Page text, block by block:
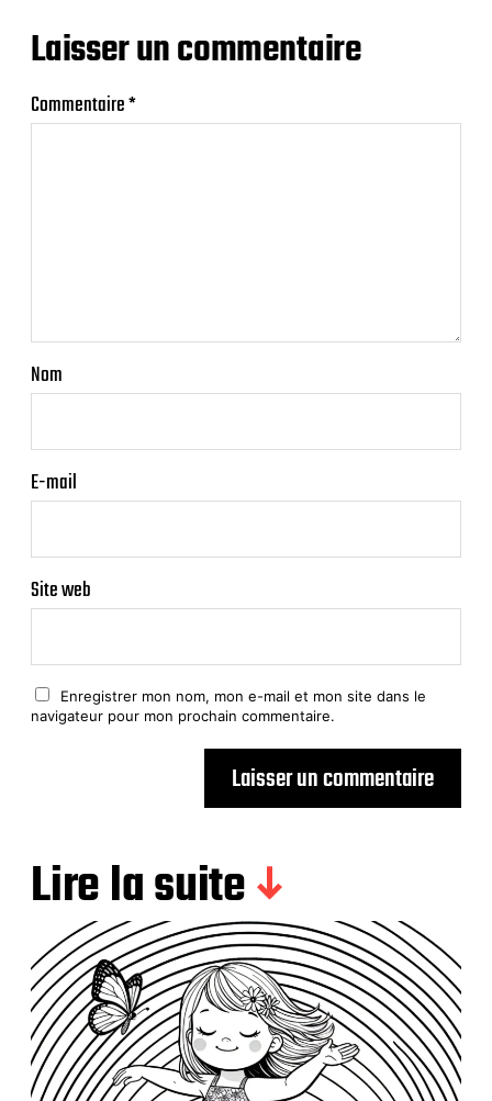
Laisser un commentaire
Commentaire*
Nom
E-mail
Site web
Enregistrer mon nom, mon e-mail et mon site dans le
navigateur pour mon prochain commentaire.
Lire la suite